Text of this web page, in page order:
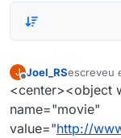
J
Offline
Joel_RSescreveu
última
<center><object
name="movie"
value="http://